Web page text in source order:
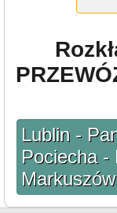
Lublin -
Pociecha -